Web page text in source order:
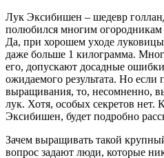
Лук Эксибишен – шедевр
полюбился многим огородникам
Да, при хорошем уходе
даже больше 1 килограмма.
его, допускают досадные
ожидаемого результата. Но
выращивания, то, несомненно,
лук. Хотя, особых секретов нет.
Эксибишен, будет подробно
Зачем выращивать такой
вопрос задают люди, которые